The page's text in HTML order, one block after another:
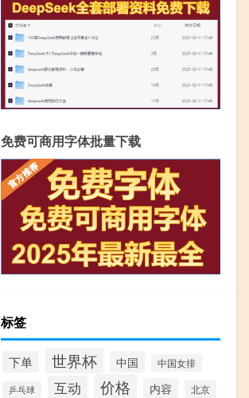
免费可商用字体批量下载
标签
下单 世界杯 中国 中国女排
乒乓球 互动 价格 内容 北京